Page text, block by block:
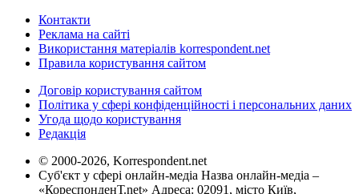
Контакти
Реклама на сайті
Використання матеріалів korrespondent.net
Правила користування сайтом
Договір користування сайтом
Політика у сфері конфіденційності і персональних даних
Угода щодо користування
Редакція
© 2000-2026, Korrespondent.net
Суб'єкт у сфері онлайн-медіа Назва онлайн-медіа –
«КореспонденТ.net» Адреса: 02091, місто Київ,